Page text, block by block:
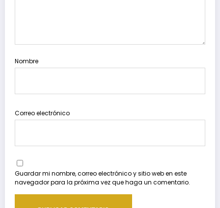
Nombre
Correo electrónico
Guardar mi nombre, correo electrónico y sitio web en este
navegador para la próxima vez que haga un comentario.